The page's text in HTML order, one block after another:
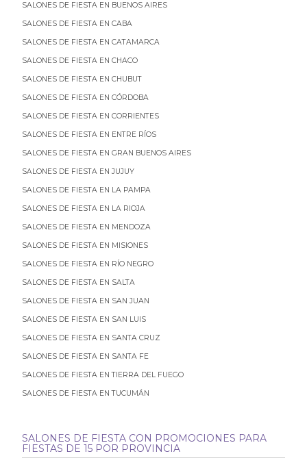
SALONES DE FIESTA EN BUENOS AIRES
SALONES DE FIESTA EN CABA
SALONES DE FIESTA EN CATAMARCA
SALONES DE FIESTA EN CHACO
SALONES DE FIESTA EN CHUBUT
SALONES DE FIESTA EN CÓRDOBA
SALONES DE FIESTA EN CORRIENTES
SALONES DE FIESTA EN ENTRE RÍOS
SALONES DE FIESTA EN GRAN BUENOS AIRES
SALONES DE FIESTA EN JUJUY
SALONES DE FIESTA EN LA PAMPA
SALONES DE FIESTA EN LA RIOJA
SALONES DE FIESTA EN MENDOZA
SALONES DE FIESTA EN MISIONES
SALONES DE FIESTA EN RÍO NEGRO
SALONES DE FIESTA EN SALTA
SALONES DE FIESTA EN SAN JUAN
SALONES DE FIESTA EN SAN LUIS
SALONES DE FIESTA EN SANTA CRUZ
SALONES DE FIESTA EN SANTA FE
SALONES DE FIESTA EN TIERRA DEL FUEGO
SALONES DE FIESTA EN TUCUMÁN
SALONES DE FIESTA CON PROMOCIONES PARA
FIESTAS DE 15 POR PROVINCIA